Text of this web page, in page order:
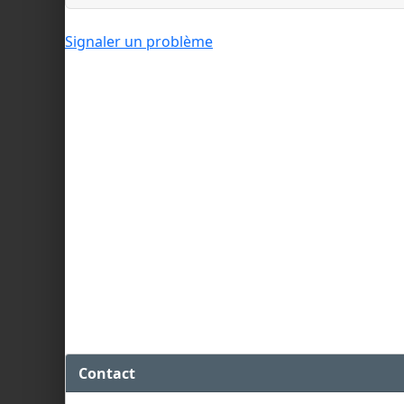
Signaler un problème
Contact